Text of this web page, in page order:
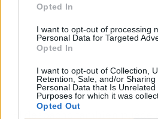
Opted In
I want to opt-out of processing
Personal Data for Targeted
Opted In
I want to opt-out of Collection,
Retention, Sale, and/or Sharing
Personal Data that Is Unrelated
Purposes for which it was
Opted Out
El despacho también puede